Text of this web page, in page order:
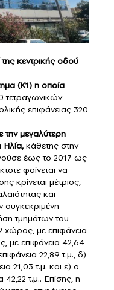
κεντρικής οδού
(Κ1) η οποία
τετραγωνικών
επιφάνειας 320
την μεγαλύτερη
κάθετης στην
έως το 2017 ως
φαίνεται να
κρίνεται μέτριος,
και
συγκεκριμένη
τμημάτων του
χώρος, με επιφάνεια
με επιφάνεια 42,64
22,89 τ.μ., δ)
21,03 τ.μ. και ε) ο
τ.μ.. Επίσης, η